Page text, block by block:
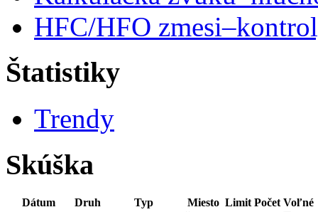
HFC/HFO
Štatistiky
Trendy
Skúška
Dátum Druh Typ Miesto Limit Počet Voľné